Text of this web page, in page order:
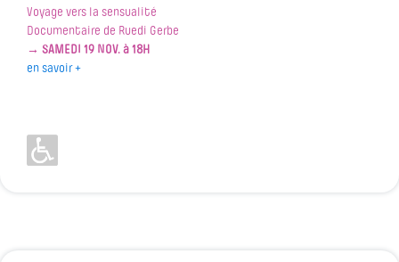
Voyage vers la sensualité
Documentaire de Ruedi Gerbe
→ SAMEDI 19 NOV. à 18H
en savoir +